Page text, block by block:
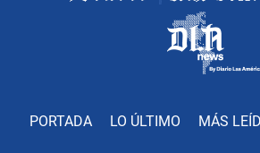
PORTADA LO ÚLTIMO MÁS